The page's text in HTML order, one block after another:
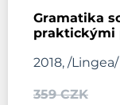
Gramatika
praktickými
2018, /Lingea/
359 CZK